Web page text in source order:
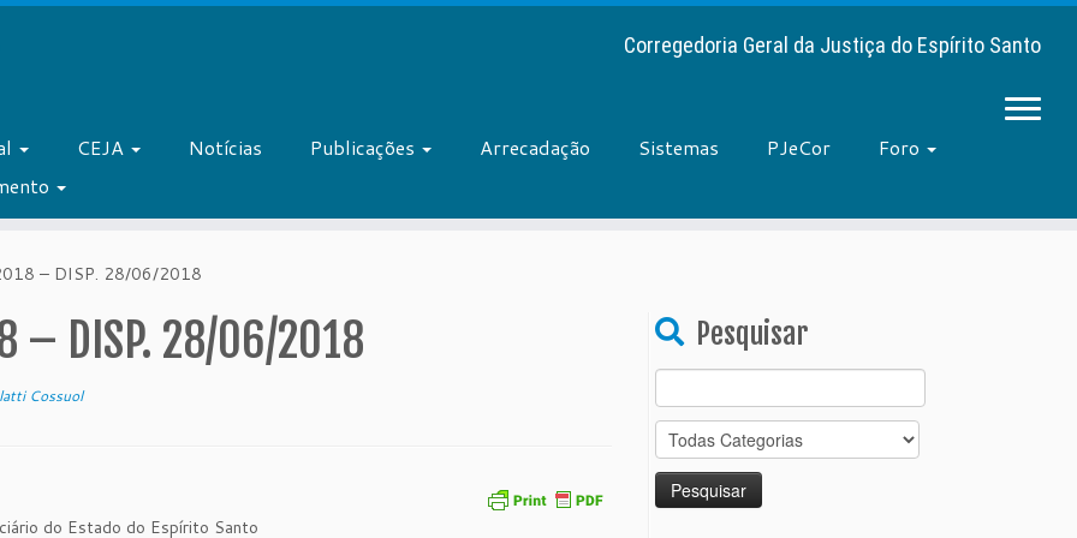
Corregedoria Geral da Justiça do Espírito Santo
CEJA Notícias Publicações Arrecadação Sistemas PJeCor
Foro
– DISP. 28/06/2018
– DISP. 28/06/2018
Cossuol
do Estado do Espírito Santo
Pesquisar
for: